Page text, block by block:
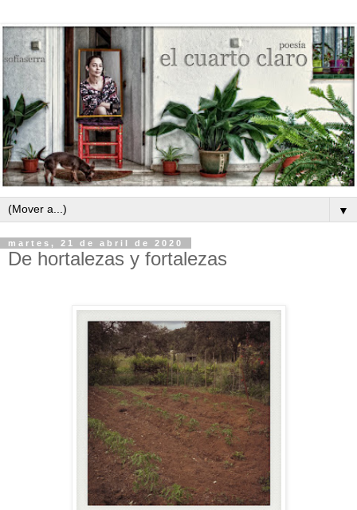
▼
martes, 21 de abril de 2020
De hortalezas y fortalezas